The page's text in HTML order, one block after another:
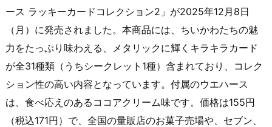
ース ラッキーカードコレクション2」が2025年12月8日
（月）に発売されました。本商品には、ちいかわたちの魅
力をたっぷり味わえる、メタリックに輝くキラキラカード
が全31種類（うちシークレット1種）含まれており、コレク
ション性の高い内容となっています。付属のウエハース
は、食べ応えのあるココアクリーム味です。価格は155円
（税込171円）で、全国の量販店のお菓子売場や、セブン、